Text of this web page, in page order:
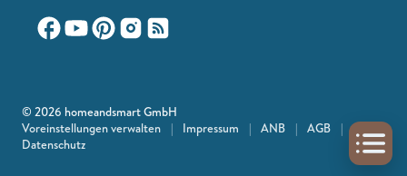
© 2026 homeandsmart GmbH
Voreinstellungen verwalten
| Impressum | ANB | AGB
|
Datenschutz